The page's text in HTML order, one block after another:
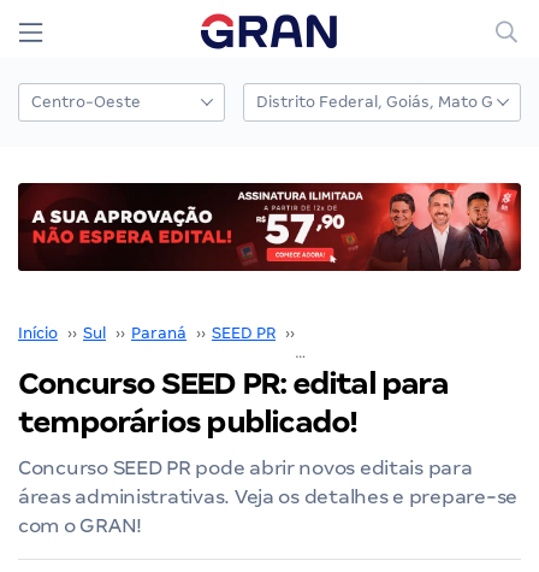
Início ›› Sul ›› Paraná ›› SEED PR ››
Concurso SEED PR: edital para
temporários publicado!
Concurso SEED PR pode abrir novos editais para
áreas administrativas. Veja os detalhes e prepare-se
com o GRAN!